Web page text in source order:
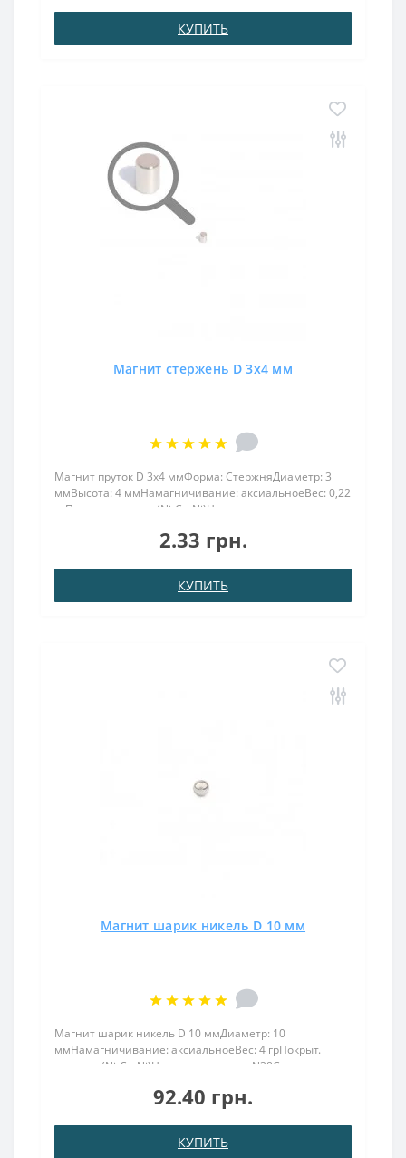
КУПИТЬ
Магнит стержень D 3х4 мм
Магнит пруток D 3х4 ммФорма: СтержняДиаметр: 3
ммВысота: 4 ммНамагничивание: аксиальноеВес: 0,22
грПокрыт. никель.: (Ni-Cu-Ni)Намагничивание:
использования: до 80°C ..2.33 грн.
КУПИТЬ
Магнит шарик никель D 10 мм
Магнит шарик никель D 10 ммДиаметр: 10
ммНамагничивание: аксиальноеВес: 4 грПокрыт.
никель.: (Ni-Cu-Ni)Намагничивание: N38Сцепление
80°CМагнит формой шара диаметром 10 мм и весом 4
92.40 грн.
КУПИТЬ